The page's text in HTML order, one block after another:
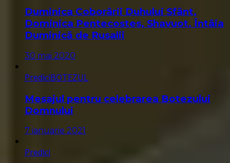
Duminica Coborârii Duhului Sfânt,
Dominica Pentecostes, Shavuot. Întâia
Duminică de Rusalii
30 mai 2020
PrediciBOTEZUL
Mesajul pentru celebrarea Botezului
Domnului
7 ianuarie 2021
Predici